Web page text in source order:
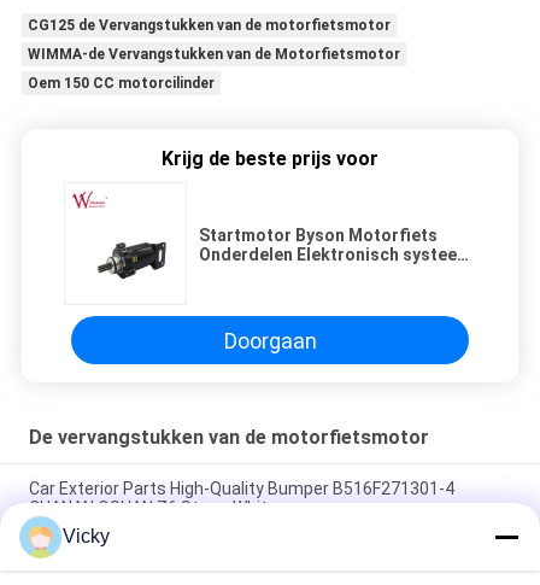
CG125 de Vervangstukken van de motorfietsmotor
WIMMA-de Vervangstukken van de Motorfietsmotor
Oem 150 CC motorcilinder
Krijg de beste prijs voor
Startmotor Byson Motorfiets
Onderdelen Elektronisch systeem
Doorgaan
De vervangstukken van de motorfietsmotor
Car Exterior Parts High-Quality Bumper B516F271301-4
CHANAN OSHAN​ Z6 Starry White
Startmotor Honda EX5 Motorfiets motor onderdelen
goedkoop groothandel met hoge prestaties
Vicky